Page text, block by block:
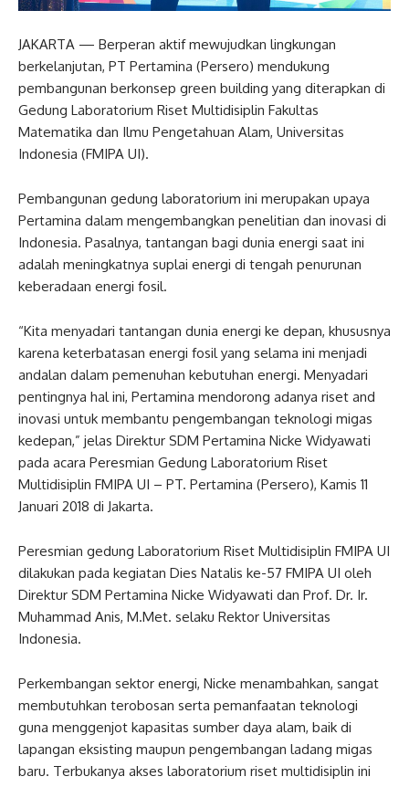
JAKARTA — Berperan aktif mewujudkan lingkungan
berkelanjutan, PT Pertamina (Persero) mendukung
pembangunan berkonsep green building yang diterapkan di
Gedung Laboratorium Riset Multidisiplin Fakultas
Matematika dan Ilmu Pengetahuan Alam, Universitas
Indonesia (FMIPA UI).
Pembangunan gedung laboratorium ini merupakan upaya
Pertamina dalam mengembangkan penelitian dan inovasi di
Indonesia. Pasalnya, tantangan bagi dunia energi saat ini
adalah meningkatnya suplai energi di tengah penurunan
keberadaan energi fosil.
“Kita menyadari tantangan dunia energi ke depan, khususnya
karena keterbatasan energi fosil yang selama ini menjadi
andalan dalam pemenuhan kebutuhan energi. Menyadari
pentingnya hal ini, Pertamina mendorong adanya riset and
inovasi untuk membantu pengembangan teknologi migas
kedepan,” jelas Direktur SDM Pertamina Nicke Widyawati
pada acara Peresmian Gedung Laboratorium Riset
Multidisiplin FMIPA UI – PT. Pertamina (Persero), Kamis 11
Januari 2018 di Jakarta.
Peresmian gedung Laboratorium Riset Multidisiplin FMIPA UI
dilakukan pada kegiatan Dies Natalis ke-57 FMIPA UI oleh
Direktur SDM Pertamina Nicke Widyawati dan Prof. Dr. Ir.
Muhammad Anis, M.Met. selaku Rektor Universitas
Indonesia.
Perkembangan sektor energi, Nicke menambahkan, sangat
membutuhkan terobosan serta pemanfaatan teknologi
guna menggenjot kapasitas sumber daya alam, baik di
lapangan eksisting maupun pengembangan ladang migas
baru. Terbukanya akses laboratorium riset multidisiplin ini